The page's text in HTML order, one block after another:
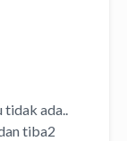
tidak ada..
tiba2